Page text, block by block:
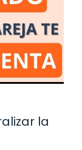
la